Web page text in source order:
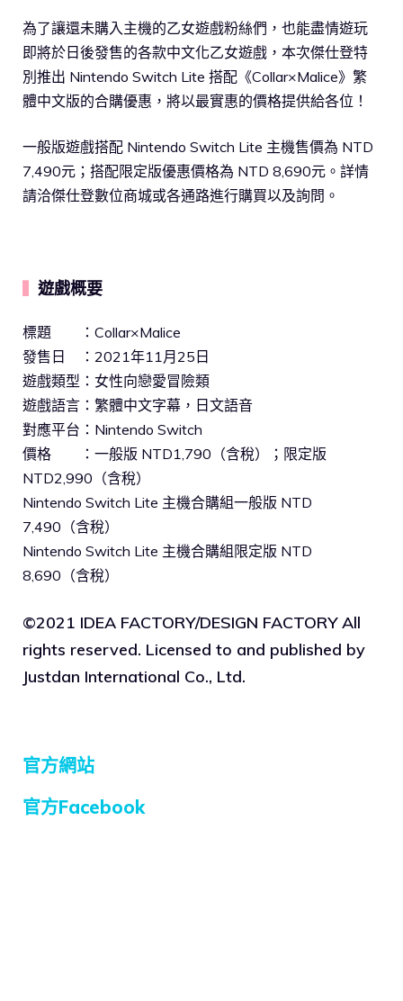
為了讓還未購入主機的乙女遊戲粉絲們，也能盡情遊玩
即將於日後發售的各款中文化乙女遊戲，本次傑仕登特
別推出 Nintendo Switch Lite 搭配《Collar×Malice》繁
體中文版的合購優惠，將以最實惠的價格提供給各位！
一般版遊戲搭配 Nintendo Switch Lite 主機售價為 NTD
7,490元；搭配限定版優惠價格為 NTD 8,690元。詳情
請洽傑仕登數位商城或各通路進行購買以及詢問。
遊戲概要
標題 ：Collar×Malice
發售日 ：2021年11月25日
遊戲類型：女性向戀愛冒險類
遊戲語言：繁體中文字幕，日文語音
對應平台：Nintendo Switch
價格 ：一般版 NTD1,790（含稅）；限定版
NTD2,990（含稅）
Nintendo Switch Lite 主機合購組一般版 NTD
7,490（含稅）
Nintendo Switch Lite 主機合購組限定版 NTD
8,690（含稅）
©2021 IDEA FACTORY/DESIGN FACTORY All
rights reserved. Licensed to and published by
Justdan International Co., Ltd.
官方網站
官方Facebook